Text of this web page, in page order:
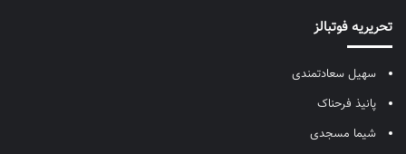
تحریریه فوتبالز
سهیل سعادتمندی
پانیذ فرحناک
شیما مسجدی